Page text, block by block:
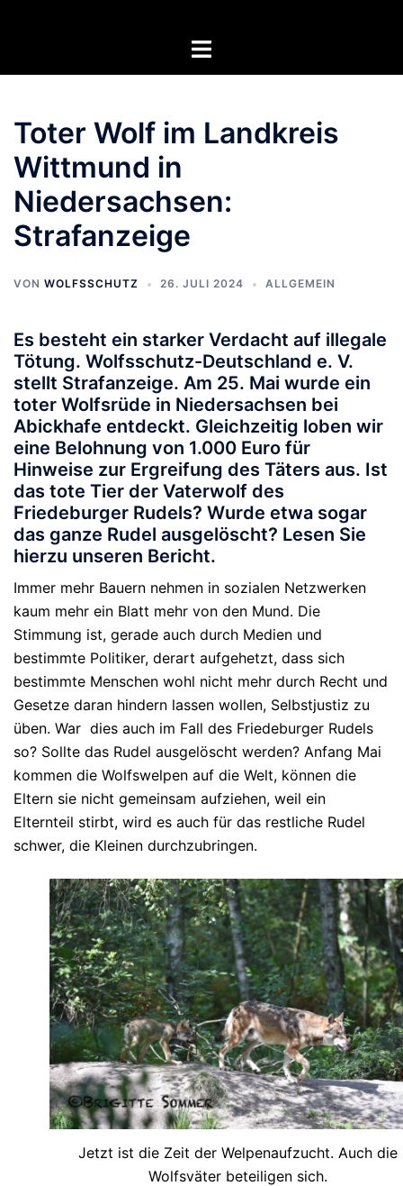
Menü
Toter Wolf im Landkreis
Wittmund in
Niedersachsen:
Strafanzeige
VON WOLFSSCHUTZ 26. JULI 2024 ALLGEMEIN
Es besteht ein starker Verdacht auf illegale
Tötung. Wolfsschutz-Deutschland e. V.
stellt Strafanzeige. Am 25. Mai wurde ein
toter Wolfsrüde in Niedersachsen bei
Abickhafe entdeckt. Gleichzeitig loben wir
eine Belohnung von 1.000 Euro für
Hinweise zur Ergreifung des Täters aus. Ist
das tote Tier der Vaterwolf des
Friedeburger Rudels? Wurde etwa sogar
das ganze Rudel ausgelöscht? Lesen Sie
hierzu unseren Bericht.
Immer mehr Bauern nehmen in sozialen Netzwerken
kaum mehr ein Blatt mehr von den Mund. Die
Stimmung ist, gerade auch durch Medien und
bestimmte Politiker, derart aufgehetzt, dass sich
bestimmte Menschen wohl nicht mehr durch Recht und
Gesetze daran hindern lassen wollen, Selbstjustiz zu
üben. War dies auch im Fall des Friedeburger Rudels
so? Sollte das Rudel ausgelöscht werden? Anfang Mai
kommen die Wolfswelpen auf die Welt, können die
Eltern sie nicht gemeinsam aufziehen, weil ein
Elternteil stirbt, wird es auch für das restliche Rudel
schwer, die Kleinen durchzubringen.
Jetzt ist die Zeit der Welpenaufzucht. Auch die
Wolfsväter beteiligen sich.